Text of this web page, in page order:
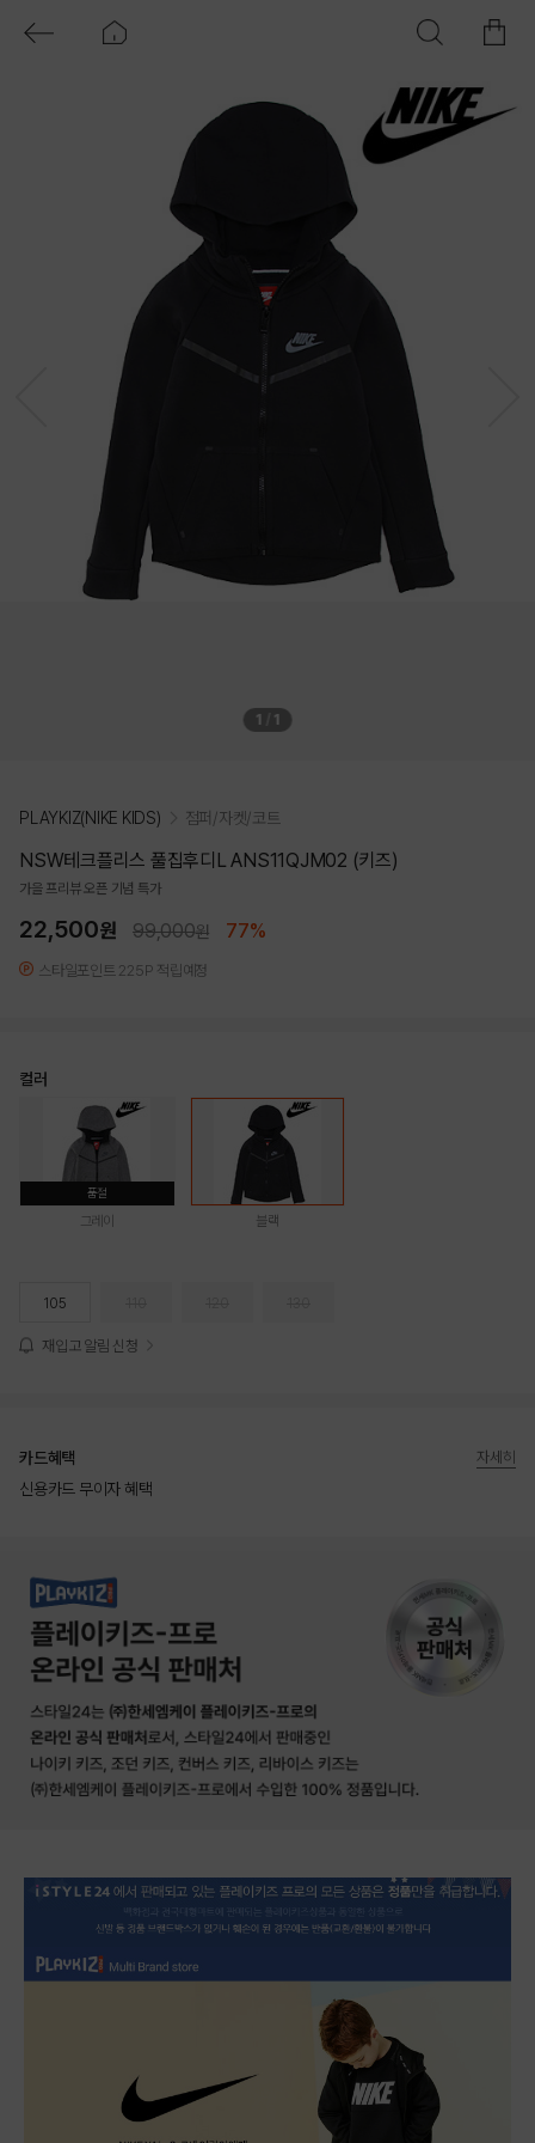
1 1
PLAYKIZ(NIKE KIDS) 점퍼/자켓/코트
NSW테크플리스 풀집후디L ANS11QJM02 (키즈)
가을 프리뷰 오픈 기념 특가
22,500원 99,000원 77%
스타일포인트 225P 적립예정
컬러
품절
그레이 블랙
105
재입고 알림 신청
카드혜택
신용카드 무이자 혜택
자세히